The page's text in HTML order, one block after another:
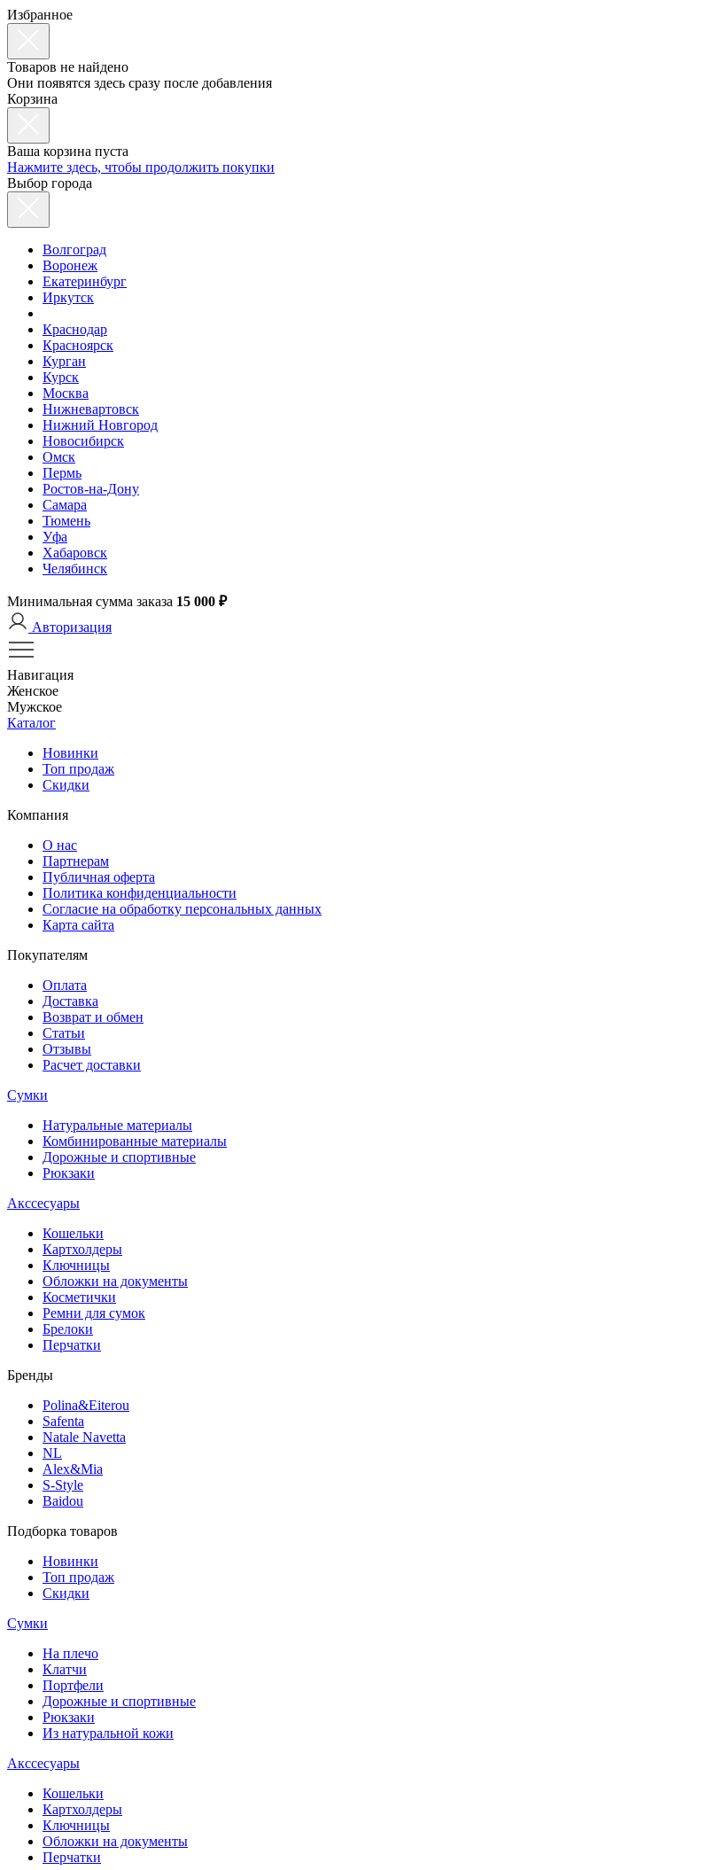
Избранное
Товаров не найдено
Они появятся здесь сразу после добавления
Корзина
Ваша корзина пуста
Нажмите здесь, чтобы продолжить покупки
Выбор города
Волгоград
Воронеж
Екатеринбург
Иркутск
Краснодар
Красноярск
Курган
Курск
Москва
Нижневартовск
Нижний Новгород
Новосибирск
Омск
Пермь
Ростов-на-Дону
Самара
Тюмень
Уфа
Хабаровск
Челябинск
Минимальная сумма заказа 15 000 ₽
Авторизация
Навигация
Женское
Мужское
Каталог
Новинки
Топ продаж
Скидки
Компания
О нас
Партнерам
Публичная оферта
Политика конфиденциальности
Согласие на обработку персональных данных
Карта сайта
Покупателям
Оплата
Доставка
Возврат и обмен
Статьи
Отзывы
Расчет доставки
Сумки
Натуральные материалы
Комбинированные материалы
Дорожные и спортивные
Рюкзаки
Акссесуары
Кошельки
Картхолдеры
Ключницы
Обложки на документы
Косметички
Ремни для сумок
Брелоки
Перчатки
Бренды
Polina&Eiterou
Safenta
Natale Navetta
NL
Alex&Mia
S-Style
Baidou
Подборка товаров
Новинки
Топ продаж
Скидки
Сумки
На плечо
Клатчи
Портфели
Дорожные и спортивные
Рюкзаки
Из натуральной кожи
Акссесуары
Кошельки
Картхолдеры
Ключницы
Обложки на документы
Перчатки